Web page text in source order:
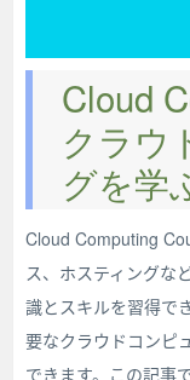
Cloud
クラウ
グを学
Cloud Computing
ス、ホスティングな
識とスキルを習得で
要なクラウドコンピ
できます。この記事